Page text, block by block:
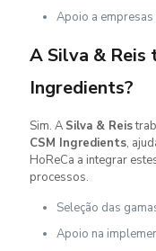
Apoio a
A Silva & Reis
Ingredients?
Sim. A Silva & Reis
CSM Ingredients,
HoReCa a integrar
processos.
Seleção das
Apoio na